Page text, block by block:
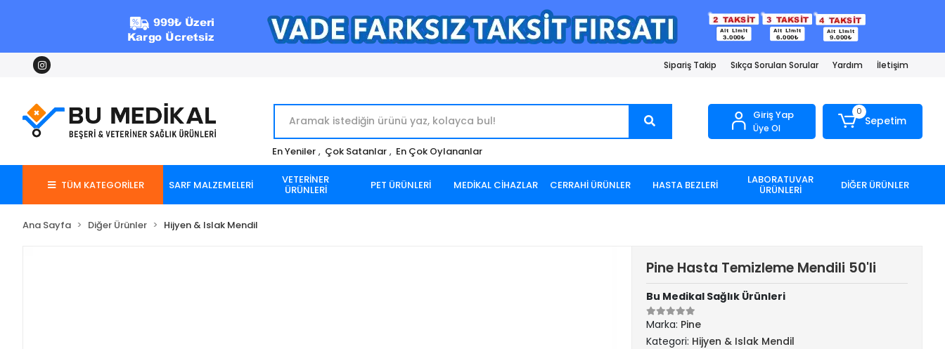
Sipariş Takip Sıkça Sorulan Sorular Yardım İletişim
En Yeniler , Çok Satanlar , En Çok Oylananlar
Giriş Yap
Üye Ol
0
Sepetim
TÜM KATEGORİLER SARF MALZEMELERİ VETERİNER
ÜRÜNLERİ PET ÜRÜNLERİ MEDİKAL CİHAZLAR CERRAHİ ÜRÜNLER HASTA BEZLERİ LABORATUVAR
ÜRÜNLERİ DİĞER ÜRÜNLER
Ana Sayfa Diğer Ürünler Hijyen & Islak Mendil
Pine Hasta Temizleme Mendili 50'li
Bu Medikal Sağlık Ürünleri
Marka: Pine
Kategori: Hijyen & Islak Mendil